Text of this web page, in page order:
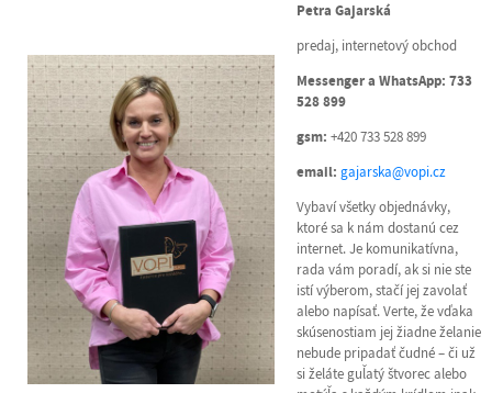
Petra Gajarská
predaj, internetový obchod
Messenger a WhatsApp: 733
528 899
gsm: +420 733 528 899
email: gajarska@vopi.cz
Vybaví všetky objednávky,
ktoré sa k nám dostanú cez
internet. Je komunikatívna,
rada vám poradí, ak si nie ste
istí výberom, stačí jej zavolať
alebo napísať. Verte, že vďaka
skúsenostiam jej žiadne želanie
nebude pripadať čudné – či už
si želáte guľatý štvorec alebo